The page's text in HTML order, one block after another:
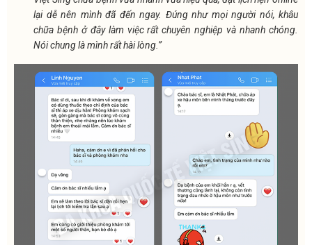
lại dễ nên mình đã đến ngay. Đúng như mọi người nói, khâu
chữa bệnh ở đây làm việc rất chuyên nghiệp và nhanh chóng.
Nói chung là mình rất hài lòng.”